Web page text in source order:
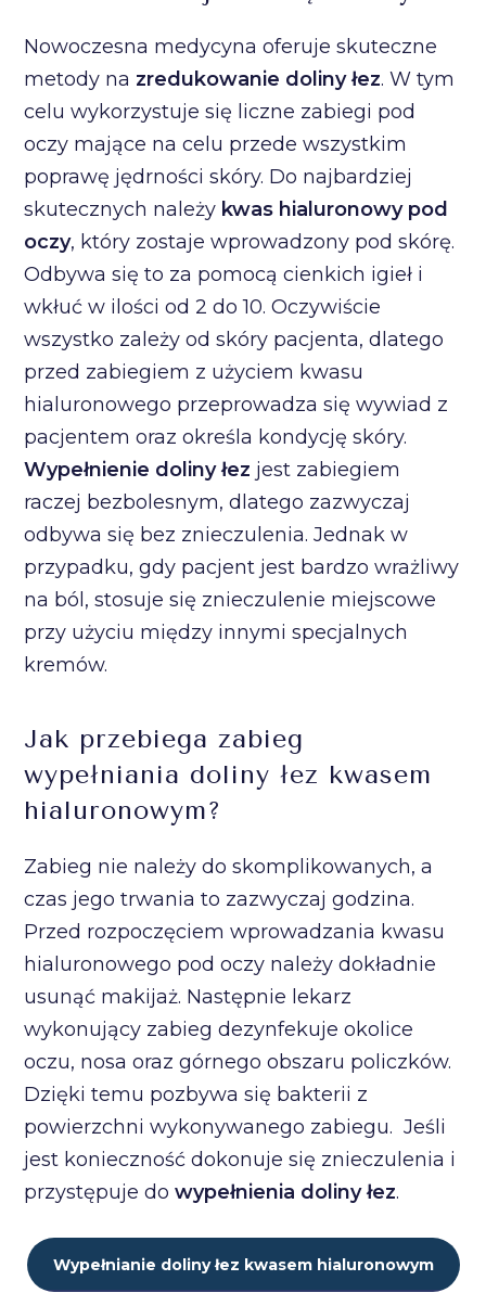
Nowoczesna medycyna oferuje skuteczne
metody na zredukowanie doliny łez. W tym
celu wykorzystuje się liczne zabiegi pod
oczy mające na celu przede wszystkim
poprawę jędrności skóry. Do najbardziej
skutecznych należy kwas hialuronowy pod
oczy, który zostaje wprowadzony pod skórę.
Odbywa się to za pomocą cienkich igieł i
wkłuć w ilości od 2 do 10. Oczywiście
wszystko zależy od skóry pacjenta, dlatego
przed zabiegiem z użyciem kwasu
hialuronowego przeprowadza się wywiad z
pacjentem oraz określa kondycję skóry.
Wypełnienie doliny łez jest zabiegiem
raczej bezbolesnym, dlatego zazwyczaj
odbywa się bez znieczulenia. Jednak w
przypadku, gdy pacjent jest bardzo wrażliwy
na ból, stosuje się znieczulenie miejscowe
przy użyciu między innymi specjalnych
kremów.
Jak przebiega zabieg
wypełniania doliny łez kwasem
hialuronowym?
Zabieg nie należy do skomplikowanych, a
czas jego trwania to zazwyczaj godzina.
Przed rozpoczęciem wprowadzania kwasu
hialuronowego pod oczy należy dokładnie
usunąć makijaż. Następnie lekarz
wykonujący zabieg dezynfekuje okolice
oczu, nosa oraz górnego obszaru policzków.
Dzięki temu pozbywa się bakterii z
powierzchni wykonywanego zabiegu. Jeśli
jest konieczność dokonuje się znieczulenia i
przystępuje dowypełnienia doliny łez.
Wypełnianie doliny łez kwasem hialuronowym